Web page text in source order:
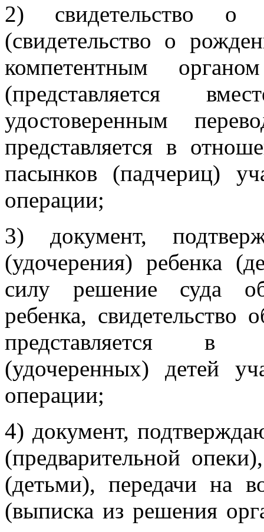
2) свидетельство о
(свидетельство о
компетентным
(представляется
удостоверенным
представляется в
пасынков (падчериц)
операции;
3) документ,
(удочерения) ребенка
силу решение суда
ребенка,
представляется в
(удочеренных) детей
операции;
4) документ,
(предварительной
(детьми), передачи на
(выписка из решения